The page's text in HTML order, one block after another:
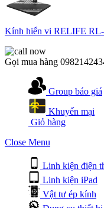
Kính hiển vi RELIFE
Gọi mua hàng
Group báo giá
Khuyến mại
Giỏ hàng
Close Menu
Linh kiện điện
Linh kiện iPad
Vật tư ép kính